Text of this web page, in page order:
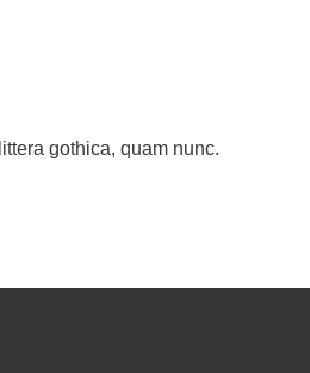
gothica, quam nunc.